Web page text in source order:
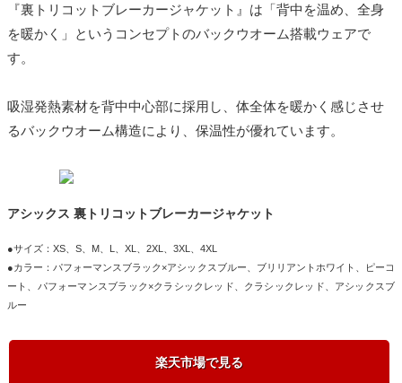
『裏トリコットブレーカージャケット』は「背中を温め、全身
を暖かく」というコンセプトのバックウオーム搭載ウェアで
す。
吸湿発熱素材を背中中心部に採用し、体全体を暖かく感じさせ
るバックウオーム構造により、保温性が優れています。
アシックス 裏トリコットブレーカージャケット
●サイズ：XS、S、M、L、XL、2XL、3XL、4XL
●カラー：パフォーマンスブラック×アシックスブルー、ブリリアントホワイト、ピーコ
ート、パフォーマンスブラック×クラシックレッド、クラシックレッド、アシックスブ
ルー
楽天市場で見る